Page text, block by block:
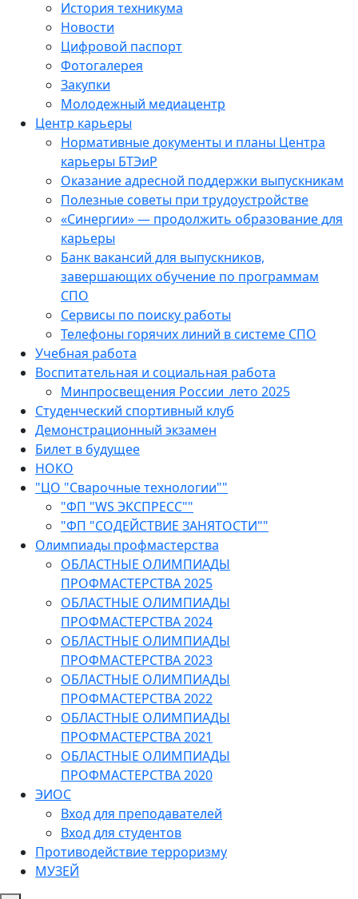
История техникума
Новости
Цифровой паспорт
Фотогалерея
Закупки
Молодежный медиацентр
Центр карьеры
Нормативные документы и планы Центра
карьеры БТЭиР
Оказание адресной поддержки выпускникам
Полезные советы при трудоустройстве
«Синергии» — продолжить образование для
карьеры
Банк вакансий для выпускников,
завершающих обучение по программам
СПО
Сервисы по поиску работы
Телефоны горячих линий в системе СПО
Учебная работа
Воспитательная и социальная работа
Минпросвещения России_лето 2025
Студенческий спортивный клуб
Демонстрационный экзамен
Билет в будущее
НОКО
"ЦО "Сварочные технологии""
"ФП "WS ЭКСПРЕСС""
"ФП "СОДЕЙСТВИЕ ЗАНЯТОСТИ""
Олимпиады профмастерства
ОБЛАСТНЫЕ ОЛИМПИАДЫ
ПРОФМАСТЕРСТВА 2025
ОБЛАСТНЫЕ ОЛИМПИАДЫ
ПРОФМАСТЕРСТВА 2024
ОБЛАСТНЫЕ ОЛИМПИАДЫ
ПРОФМАСТЕРСТВА 2023
ОБЛАСТНЫЕ ОЛИМПИАДЫ
ПРОФМАСТЕРСТВА 2022
ОБЛАСТНЫЕ ОЛИМПИАДЫ
ПРОФМАСТЕРСТВА 2021
ОБЛАСТНЫЕ ОЛИМПИАДЫ
ПРОФМАСТЕРСТВА 2020
ЭИОС
Вход для преподавателей
Вход для студентов
Противодействие терроризму
МУЗЕЙ